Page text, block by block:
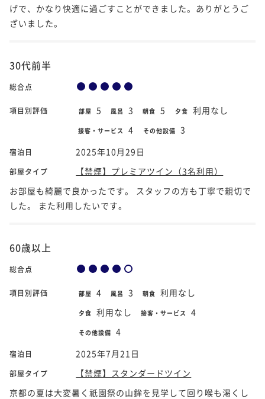
げで、かなり快適に過ごすことができました。ありがとうご
ざいました。
30代前半
総合点
項目別評価 部屋 5 風呂 3 朝食 5 夕食 利用なし
接客・サービス 4 その他設備 3
宿泊日 2025年10月29日
部屋タイプ
【禁煙】プレミアツイン（3名利用）
お部屋も綺麗で良かったです。 スタッフの方も丁寧で親切で
した。 また利用したいです。
60歳以上
総合点
項目別評価 部屋 4 風呂 3 朝食 利用なし
夕食 利用なし 接客・サービス 4
その他設備 4
宿泊日 2025年7月21日
部屋タイプ
【禁煙】スタンダードツイン
京都の夏は大変暑く祇園祭の山鉾を見学して回り喉も渇くし